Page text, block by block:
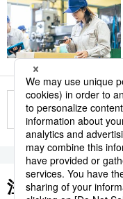
注目のキーワ